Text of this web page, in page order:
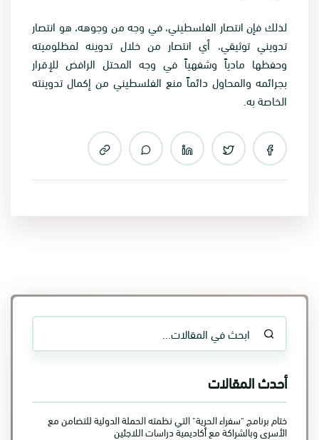
لذلك فإن انتصار الفلسطيني، في وجه من وجوهه، هو انتصار
تدويني توثيقي، أي انتصار من خلال تدوينه لمظلوميته
وحفظها مادياً وشفهياً في وجه المحتل الرافض للإقرار
بجرائمه والمحاول دائماً منع الفلسطيني من إكمال تدوينته
الخاصة به.
أحدث المقالات
ختام برنامج "سفراء الحرية" التي نظمته الحملة الدولية للتضامن مع
الأسرى وبالشراكة مع أكاديمية دراسات اللاجئين